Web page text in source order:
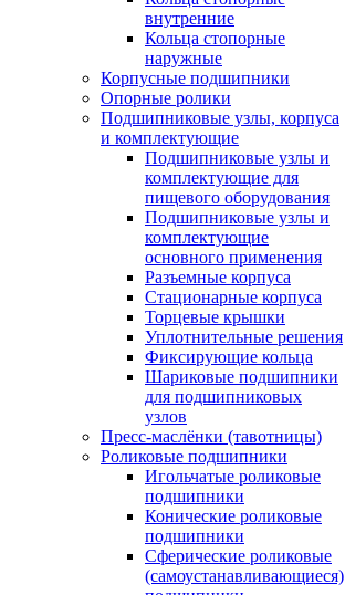
внутренние
Кольца стопорные
наружные
Корпусные подшипники
Опорные ролики
Подшипниковые узлы, корпуса
и комплектующие
Подшипниковые узлы и
комплектующие для
пищевого оборудования
Подшипниковые узлы и
комплектующие
основного применения
Разъемные корпуса
Стационарные корпуса
Торцевые крышки
Уплотнительные решения
Фиксирующие кольца
Шариковые подшипники
для подшипниковых
узлов
Пресс-маслёнки (тавотницы)
Роликовые подшипники
Игольчатые роликовые
подшипники
Конические роликовые
подшипники
Сферические роликовые
(самоустанавливающиеся)